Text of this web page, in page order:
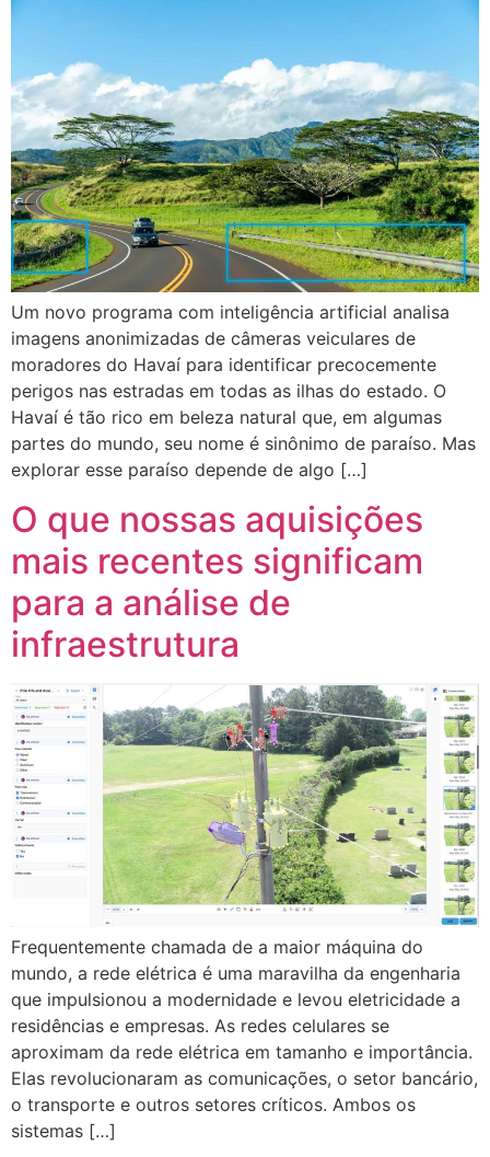
Um novo programa com inteligência artificial analisa
imagens anonimizadas de câmeras veiculares de
moradores do Havaí para identificar precocemente
perigos nas estradas em todas as ilhas do estado. O
Havaí é tão rico em beleza natural que, em algumas
partes do mundo, seu nome é sinônimo de paraíso. Mas
explorar esse paraíso depende de algo […]
O que nossas aquisições
mais recentes significam
para a análise de
infraestrutura
Frequentemente chamada de a maior máquina do
mundo, a rede elétrica é uma maravilha da engenharia
que impulsionou a modernidade e levou eletricidade a
residências e empresas. As redes celulares se
aproximam da rede elétrica em tamanho e importância.
Elas revolucionaram as comunicações, o setor bancário,
o transporte e outros setores críticos. Ambos os
sistemas […]